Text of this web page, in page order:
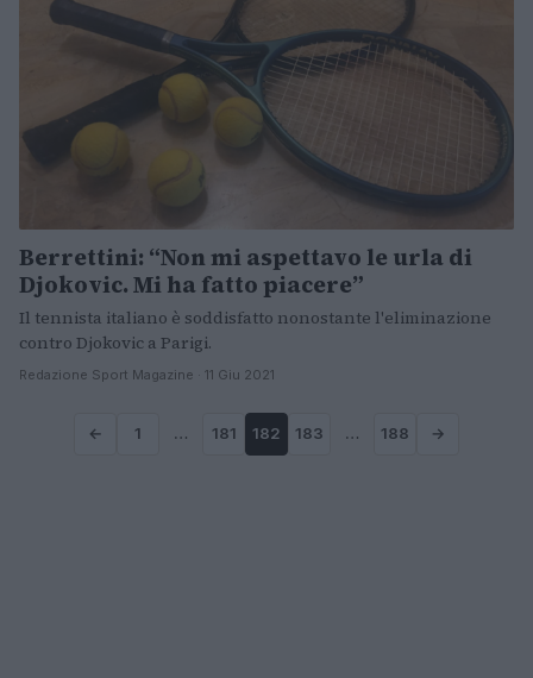
Berrettini: “Non mi aspettavo le urla di
Djokovic. Mi ha fatto piacere”
Il tennista italiano è soddisfatto nonostante l'eliminazione
contro Djokovic a Parigi.
Redazione Sport Magazine · 11 Giu 2021
← 1 … 181 182 183 … 188 →